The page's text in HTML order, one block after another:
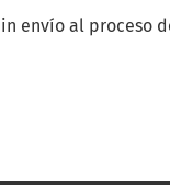
envío al proceso